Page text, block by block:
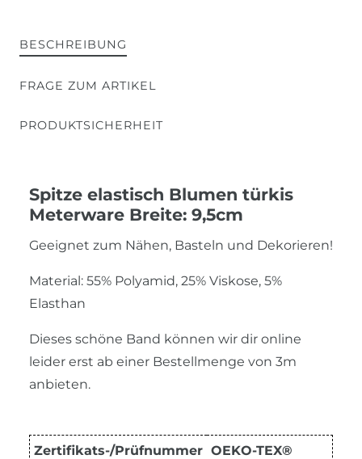
BESCHREIBUNG
FRAGE ZUM ARTIKEL
PRODUKTSICHERHEIT
Spitze elastisch Blumen türkis
Meterware Breite: 9,5cm
Geeignet zum Nähen, Basteln und Dekorieren!
Material: 55% Polyamid, 25% Viskose, 5%
Elasthan
Dieses schöne Band können wir dir online
leider erst ab einer Bestellmenge von 3m
anbieten.
Zertifikats-/Prüfnummer OEKO-TEX®